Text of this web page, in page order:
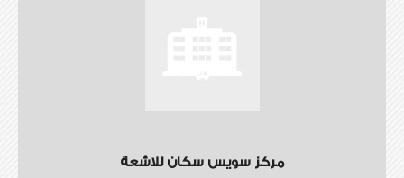
مركز سويس سكان للاشعة